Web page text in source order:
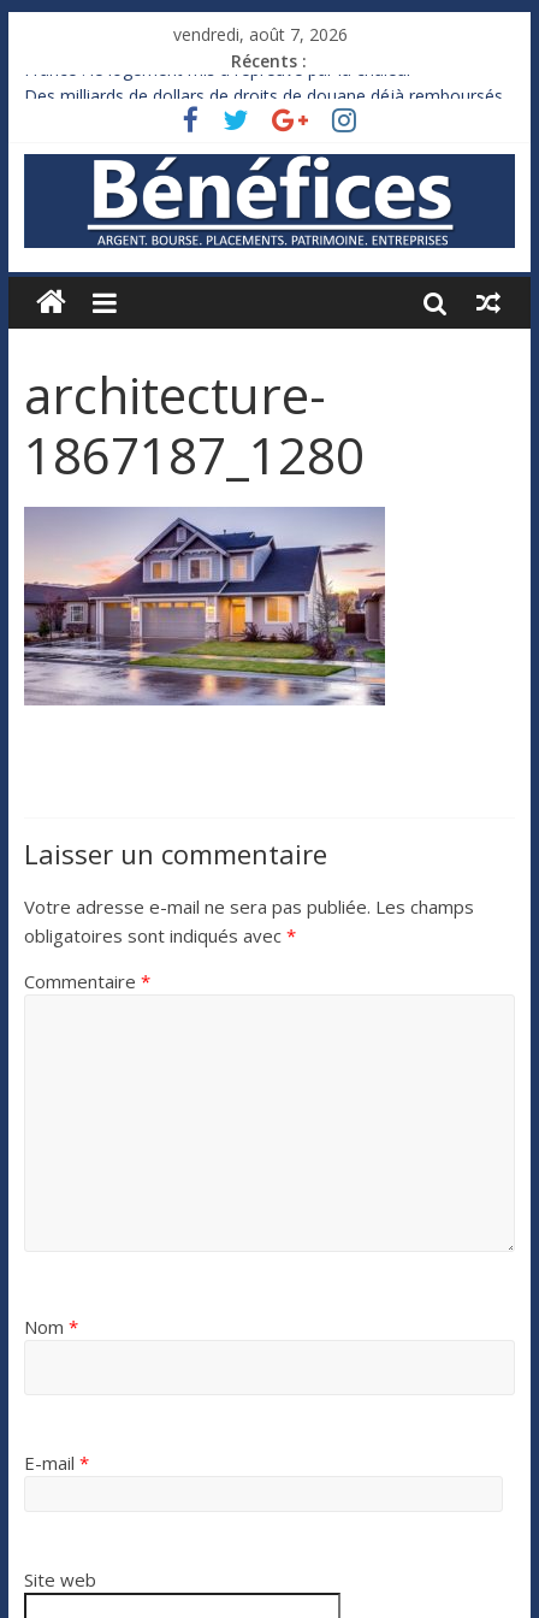
vendredi, août 7, 2026
Récents :
France : le logement mis à l’épreuve par la chaleur
Des milliards de dollars de droits de douane déjà remboursés
Royaume-Uni : Andy Burnham recule sur l’impôt
Xavier Niel, le milliardaire qui ne touche presque rien
Ruée des fortunes russes vers l’étranger
architecture-
1867187_1280
Laisser un commentaire
Votre adresse e-mail ne sera pas publiée. Les champs
obligatoires sont indiqués avec *
Commentaire *
Nom *
E-mail *
Site web